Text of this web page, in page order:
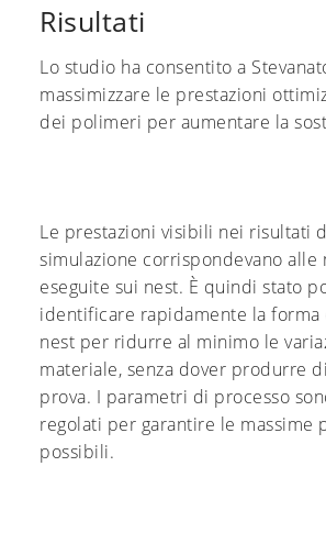
Risultati
Lo studio ha consentito a
massimizzare le prestazioni
dei polimeri per aumentare la
Le prestazioni visibili nei risultati
simulazione corrispondevano alle
eseguite sui nest. È quindi stato
identificare rapidamente la
nest per ridurre al minimo le
materiale, senza dover produrre
prova. I parametri di processo
regolati per garantire le massime
possibili.